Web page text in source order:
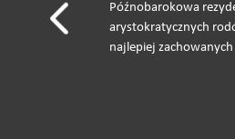
Późnobarokowa
arystokratycznych
najlepiej zachowanych